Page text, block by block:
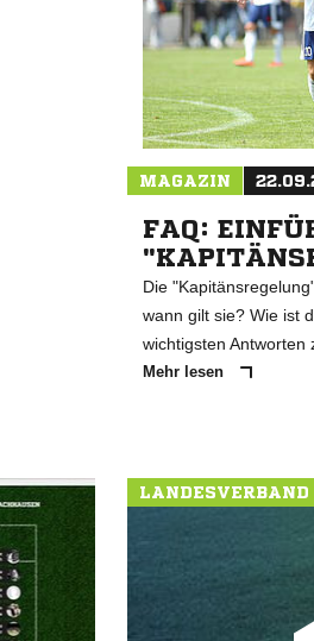
MAGAZIN
FAQ:
Die
wann gilt sie? Wie ist
wichtigsten Antworten
Mehr lesen
LANDESVERBAND